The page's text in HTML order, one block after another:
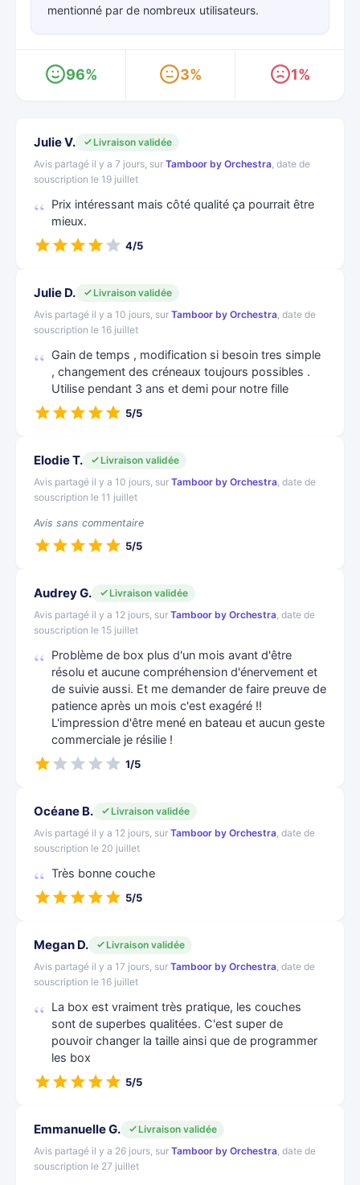
mentionné par de nombreux utilisateurs.
96% 3% 1%
Julie V.
Livraison validée
Avis partagé il y a 7 jours, sur Tamboor by Orchestra, date de
souscription le 19 juillet
Prix intéressant mais côté qualité ça pourrait être
mieux.
4/5
Julie D.
Livraison validée
Avis partagé il y a 10 jours, sur Tamboor by Orchestra, date de
souscription le 16 juillet
Gain de temps , modification si besoin tres simple
, changement des créneaux toujours possibles .
Utilise pendant 3 ans et demi pour notre fille
5/5
Elodie T.
Livraison validée
Avis partagé il y a 10 jours, sur Tamboor by Orchestra, date de
souscription le 11 juillet
Avis sans commentaire
5/5
Audrey G.
Livraison validée
Avis partagé il y a 12 jours, sur Tamboor by Orchestra, date de
souscription le 15 juillet
Problème de box plus d'un mois avant d'être
résolu et aucune compréhension d'énervement et
de suivie aussi. Et me demander de faire preuve de
patience après un mois c'est exagéré !!
L'impression d'être mené en bateau et aucun geste
commerciale je résilie !
1/5
Océane B.
Livraison validée
Avis partagé il y a 12 jours, sur Tamboor by Orchestra, date de
souscription le 20 juillet
Très bonne couche
5/5
Megan D.
Livraison validée
Avis partagé il y a 17 jours, sur Tamboor by Orchestra, date de
souscription le 16 juillet
La box est vraiment très pratique, les couches
sont de superbes qualitées. C'est super de
pouvoir changer la taille ainsi que de programmer
les box
5/5
Emmanuelle G.
Livraison validée
Avis partagé il y a 26 jours, sur Tamboor by Orchestra, date de
souscription le 27 juillet